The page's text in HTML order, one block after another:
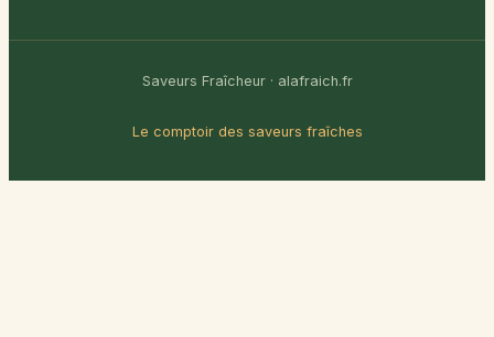
Saveurs Fraîcheur · alafraich.fr
Le comptoir des saveurs fraîches